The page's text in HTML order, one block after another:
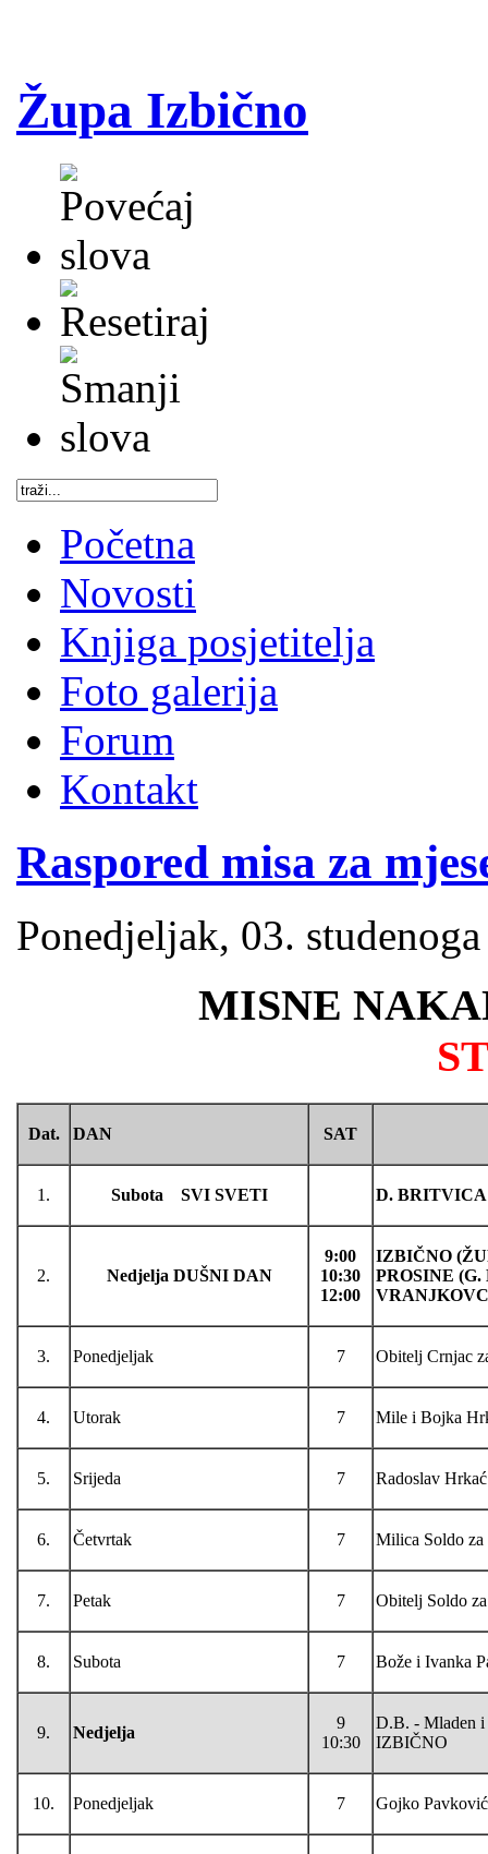
Župa Izbično
Početna
Novosti
Knjiga posjetitelja
Foto galerija
Forum
Kontakt
Raspored misa za
Ponedjeljak, 03.
MISNE
Dat. DAN SAT
1. Subota SVI SVETI D. BRITVICA
2. Nedjelja DUŠNI DAN
9:00
10:30
12:00
IZBIČNO
PROSINE
3. Ponedjeljak 7 Obitelj Crnjac
4. Utorak 7 Mile i Bojka
5. Srijeda 7 Radoslav
6. Četvrtak 7 Milica Soldo
7. Petak 7 Obitelj Soldo
8. Subota 7 Bože i Ivanka
9. Nedjelja
9
10:30
D.B. - Mladen i
IZBIČNO
10. Ponedjeljak 7 Gojko